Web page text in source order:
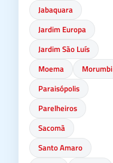
Jabaquara
Jardim Europa
Jardim São Luís
Moema
Morumbi
Paraisópolis
Parelheiros
Sacomã
Santo Amaro